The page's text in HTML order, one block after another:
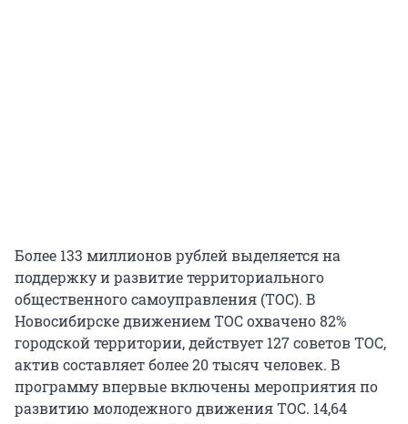
Более 133 миллионов рублей выделяется на
поддержку и развитие территориального
общественного самоуправления (ТОС). В
Новосибирске движением ТОС охвачено 82%
городской территории, действует 127 советов ТОС,
актив составляет более 20 тысяч человек. В
программу впервые включены мероприятия по
развитию молодежного движения ТОС. 14,64